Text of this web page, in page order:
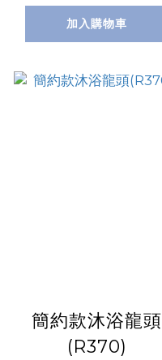
加入購物車
簡約款沐浴龍頭
(R370)